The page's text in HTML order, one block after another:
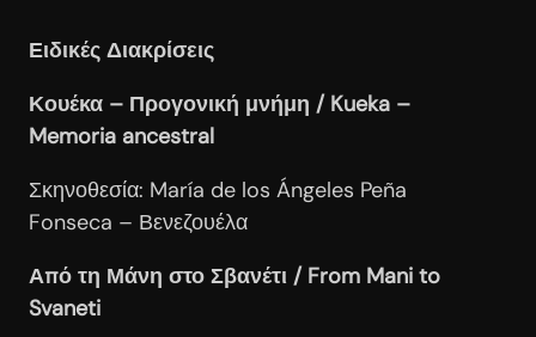
Ειδικές Διακρίσεις
Κουέκα – Προγονική μνήμη / Kueka –
Memoria ancestral
Σκηνοθεσία: María de los Ángeles Peña
Fonseca – Βενεζουέλα
Από τη Μάνη στο Σβανέτι / From Mani to
Svaneti